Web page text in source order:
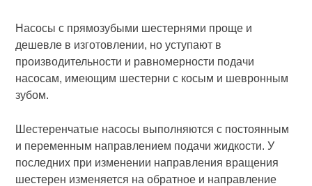
Насосы с прямозубыми шестернями проще и
дешевле в изготовлении, но уступают в
производительности и равномерности подачи
насосам, имеющим шестерни с косым и шевронным
зубом.
Шестеренчатые насосы выполняются с постоянным
и переменным направлением подачи жидкости. У
последних при изменении направления вращения
шестерен изменяется на обратное и направление